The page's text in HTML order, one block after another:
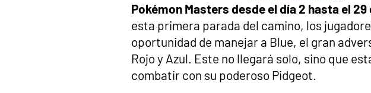
Pokémon Masters desde el día 2 hasta el
esta primera parada del camino, los
oportunidad de manejar a Blue, el gran
Rojo y Azul. Este no llegará solo, sino que
combatir con su poderoso Pidgeot.